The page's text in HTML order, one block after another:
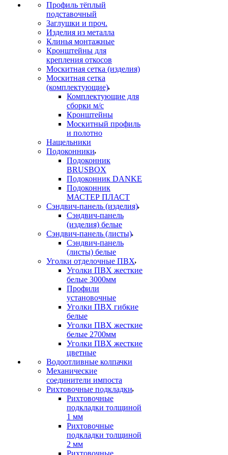
Профиль тёплый
подставочный
Заглушки и проч.
Изделия из металла
Клинья монтажные
Кронштейны для
крепления откосов
Москитная сетка (изделия)
Москитная сетка
(комплектующие)
Комплектующие для
сборки м/с
Кронштейны
Москитный профиль
и полотно
Нащельники
Подоконники
Подоконник
BRUSBOX
Подоконник DANKE
Подоконник
МАСТЕР ПЛАСТ
Сэндвич-панель (изделия)
Сэндвич-панель
(изделия) белые
Сэндвич-панель (листы)
Сэндвич-панель
(листы) белые
Уголки отделочные ПВХ
Уголки ПВХ жесткие
белые 3000мм
Профили
установочные
Уголки ПВХ гибкие
белые
Уголки ПВХ жесткие
белые 2700мм
Уголки ПВХ жесткие
цветные
Водоотливные колпачки
Механические
соединители импоста
Рихтовочные подкладки
Рихтовочные
подкладки толщиной
1 мм
Рихтовочные
подкладки толщиной
2 мм
Рихтовочные